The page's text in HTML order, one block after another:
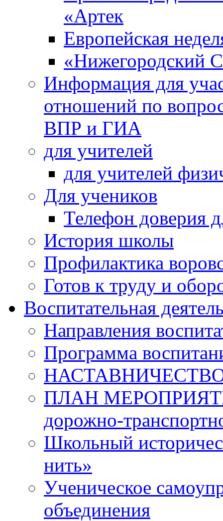
«Артек
Европейская
«Нижегородский
Информация для
отношений по
ВПР и ГИА
для учителей
для учителей
Для учеников
Телефон доверия
История школы
Профилактика
Готов к труду и
Воспитательная
Направления
Программа
ПЛАН МЕРОПРИЯТИЙ
дорожно-
Школьный
нить»
Ученическое
объединения